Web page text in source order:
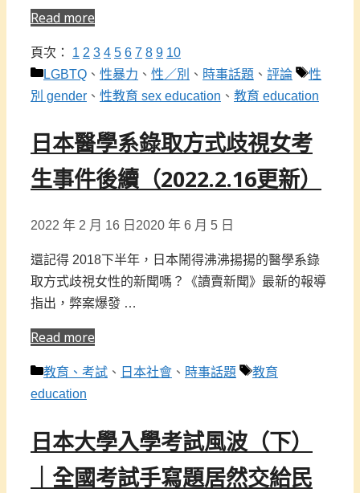
Read more
頁次： 1 2 3 4 5 6 7 8 9 10
分
類
LGBTQ 、 性暴力 、 性／別 、 時事話題 、 評論
標
籤
性
別 gender 、 性教育 sex education 、 教育 education
日本醫學系錄取方式歧視女考
生事件後續（2022.2.16更新）
2022 年 2 月 16 日 2020 年 6 月 5 日
還記得 2018下半年，日本鬧得沸沸揚揚的醫學系錄
取方式歧視女性的新聞嗎？《讀賣新聞》最新的報導
指出，弊案爆發 …
Read more
分
類
教育、考試 、 日本社會 、 時事話題
標
教育
education
日本大學入學考試風波（下）
｜全國考試手寫題居然交給民